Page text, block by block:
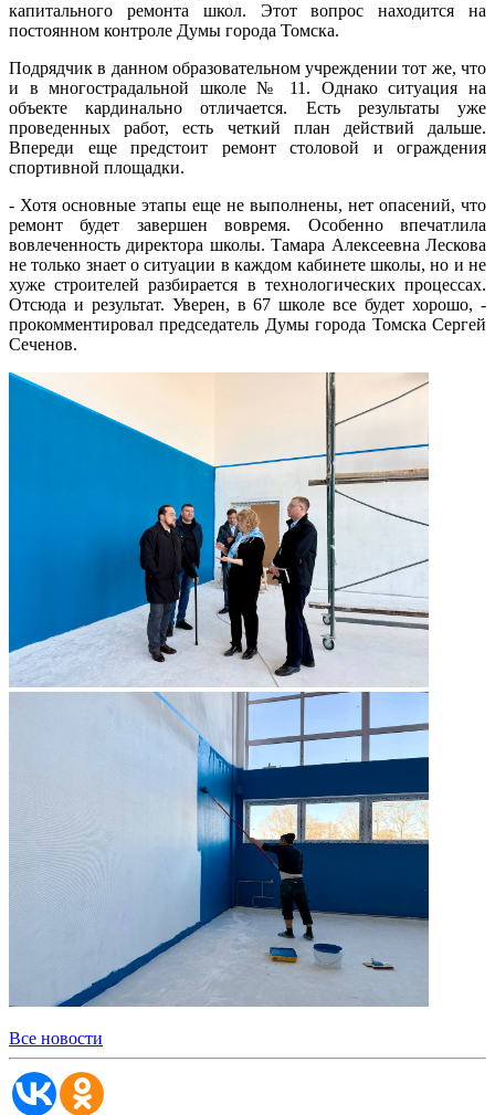
капитального ремонта школ. Этот вопрос находится на
постоянном контроле Думы города Томска.
Подрядчик в данном образовательном учреждении тот же, что
и в многострадальной школе № 11. Однако ситуация на
объекте кардинально отличается. Есть результаты уже
проведенных работ, есть четкий план действий дальше.
Впереди еще предстоит ремонт столовой и ограждения
спортивной площадки.
- Хотя основные этапы еще не выполнены, нет опасений, что
ремонт будет завершен вовремя. Особенно впечатлила
вовлеченность директора школы. Тамара Алексеевна Лескова
не только знает о ситуации в каждом кабинете школы, но и не
хуже строителей разбирается в технологических процессах.
Отсюда и результат. Уверен, в 67 школе все будет хорошо, -
прокомментировал председатель Думы города Томска Сергей
Сеченов.
Все новости